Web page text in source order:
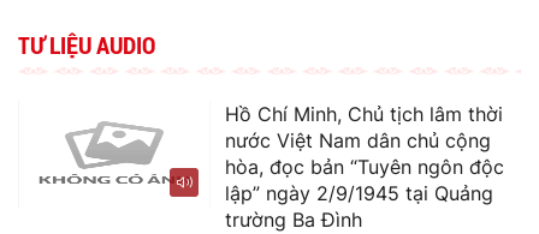
TƯ LIỆU AUDIO
Hồ Chí Minh, Chủ tịch lâm thời
nước Việt Nam dân chủ cộng
hòa, đọc bản “Tuyên ngôn độc
lập” ngày 2/9/1945 tại Quảng
trường Ba Đình